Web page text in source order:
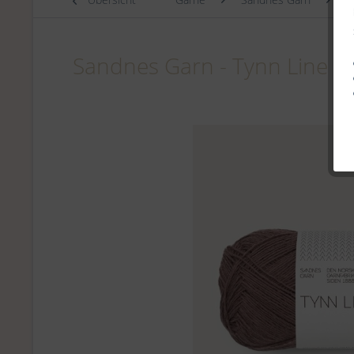
Sandnes Garn - Tynn Line -